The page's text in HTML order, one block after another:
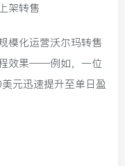
架转售
模化运营沃尔玛转售
效果——例如，一位
元迅速提升至单日盈